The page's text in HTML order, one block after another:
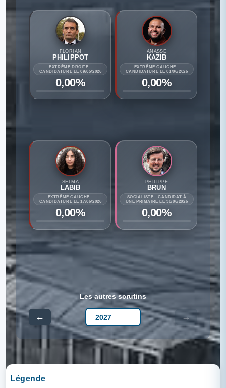
FLORIAN
PHILIPPOT
EXTRÊME DROITE -
CANDIDATURE LE 09/05/2026
0,00%
ANASSE
KAZIB
EXTRÊME GAUCHE -
CANDIDATURE LE 01/06/2026
0,00%
SELMA
LABIB
EXTRÊME GAUCHE -
CANDIDATURE LE 17/06/2026
0,00%
PHILIPPE
BRUN
SOCIALISTE - CANDIDAT À
UNE PRIMAIRE LE 30/06/2026
0,00%
Les autres scrutins
← →
Légende